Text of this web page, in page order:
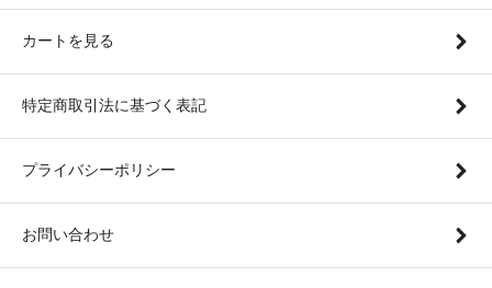
カートを見る
特定商取引法に基づく表記
プライバシーポリシー
お問い合わせ